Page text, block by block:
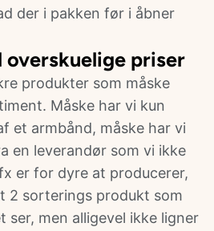
der i pakken før i åbner
priser
produkter som måske
Måske har vi kun
et armbånd, måske har vi
en leverandør som vi ikke
er for dyre at producerer,
2 sorterings produkt som
ser, men alligevel ikke ligner